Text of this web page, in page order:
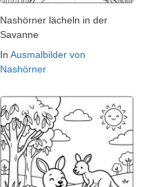
Nashörner lächeln in der
Savanne
In Ausmalbilder von
Nashörner